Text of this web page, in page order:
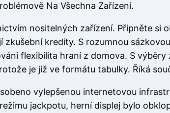
Na Všechna Zařízení.
nositelných zařízení. Připněte si
kredity. S rozumnou
flexibilita hraní z domova. S
je již ve formátu tabulky. Říká
vylepšenou internetovou
jackpotu, herní displej bylo